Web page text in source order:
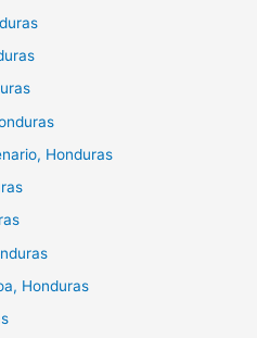
Honduras
Honduras